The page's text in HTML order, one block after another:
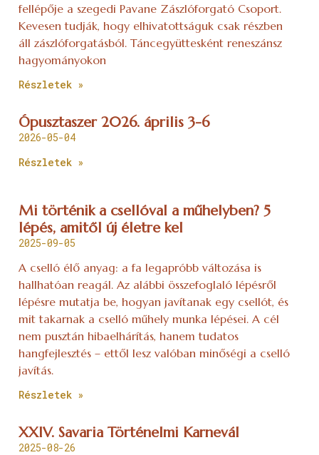
fellépője a szegedi Pavane Zászlóforgató Csoport.
Kevesen tudják, hogy elhivatottságuk csak részben
áll zászlóforgatásból. Táncegyüttesként reneszánsz
hagyományokon
Részletek »
Ópusztaszer 2026. április 3-6
2026-05-04
Részletek »
Mi történik a csellóval a műhelyben? 5
lépés, amitől új életre kel
2025-09-05
A cselló élő anyag: a fa legapróbb változása is
hallhatóan reagál. Az alábbi összefoglaló lépésről
lépésre mutatja be, hogyan javítanak egy csellót, és
mit takarnak a cselló műhely munka lépései. A cél
nem pusztán hibaelhárítás, hanem tudatos
hangfejlesztés – ettől lesz valóban minőségi a cselló
javítás.
Részletek »
XXIV. Savaria Történelmi Karnevál
2025-08-26